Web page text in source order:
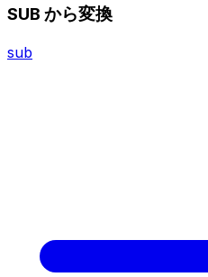
SUB から変換
sub